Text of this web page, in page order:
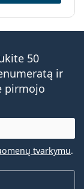
50
ir
pirmojo
tvarkymu.